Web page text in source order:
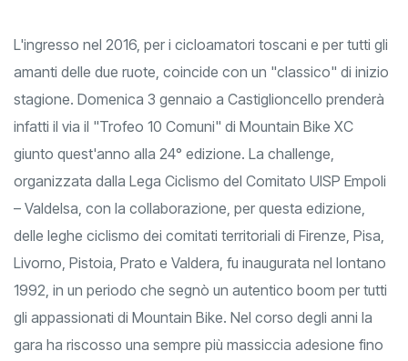
L'ingresso nel 2016, per i cicloamatori toscani e per tutti gli
amanti delle due ruote, coincide con un "classico" di inizio
stagione. Domenica 3 gennaio a Castiglioncello prenderà
infatti il via il "Trofeo 10 Comuni" di Mountain Bike XC
giunto quest'anno alla 24° edizione. La challenge,
organizzata dalla Lega Ciclismo del Comitato UISP Empoli
– Valdelsa, con la collaborazione, per questa edizione,
delle leghe ciclismo dei comitati territoriali di Firenze, Pisa,
Livorno, Pistoia, Prato e Valdera, fu inaugurata nel lontano
1992, in un periodo che segnò un autentico boom per tutti
gli appassionati di Mountain Bike. Nel corso degli anni la